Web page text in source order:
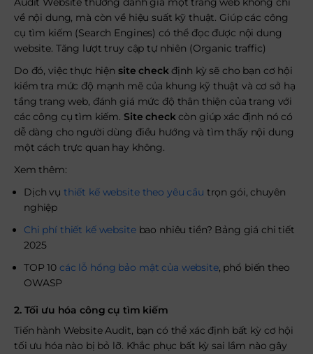
về nội dung, mà còn về hiệu suất kỹ thuật. Giúp các công
cụ tìm kiếm (Search Engines) có thể đọc được nội dung
website. Tăng lượt truy cập tự nhiên (Organic traffic)
Do đó, việc thực hiện site checkđịnh kỳ sẽ cho bạn cơ hội
kiểm tra mức độ mạnh mẽ của khung kỹ thuật và cơ sở hạ
tầng trang web, đánh giá mức độ thân thiện của trang với
các công cụ tìm kiếm. Site checkcòn giúp xác định nó có
dễ dàng cho người dùng điều hướng và tìm thấy nội dung
một cách trực quan hay không.
Xem thêm:
Dịch vụ thiết kế website theo yêu cầu trọn gói, chuyên
nghiệp
Chi phí thiết kế websitebao nhiêu tiền? Bảng giá chi tiết
2025
TOP 10các lỗ hổng bảo mật của website, phổ biến theo
OWASP
2. Tối ưu hóa công cụ tìm kiếm
Tiến hành Website Audit, bạn có thể xác định bất kỳ cơ hội
tối ưu hóa nào bị bỏ lỡ. Khắc phục bất kỳ sai lầm nào gây